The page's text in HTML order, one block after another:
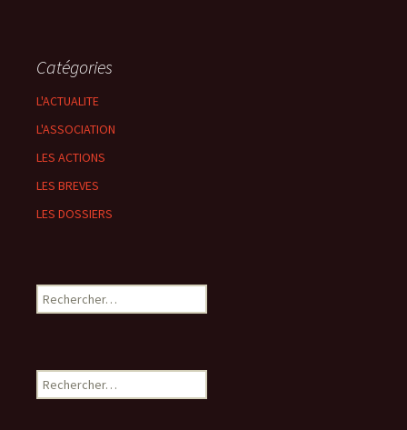
Catégories
L'ACTUALITE
L'ASSOCIATION
LES ACTIONS
LES BREVES
LES DOSSIERS
Rechercher :
Rechercher :